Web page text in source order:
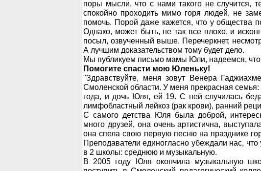
поры мысли, что с нами такого не случится,
спокойно проходить мимо горя людей, не
помочь. Порой даже кажется, что у общества
Однако, может быть, не так все плохо, и
посыл, озвученный выше. Перечеркнет,
А лучшим доказательством тому будет дело.
Мы публикуем письмо мамы Юли, надеемся,
Помогите спасти мою Юленьку!
"Здравствуйте, меня зовут Венера
Смоленской области. У меня прекрасная
года, и дочь Юля, ей 19. С ней случилась
лимфобластный лейкоз (рак крови), ранний
С самого детства Юля была доброй,
много друзей, она очень артистична,
она спела свою первую песню на празднике
Преподаватели единогласно убеждали нас,
в 2 школы: среднюю и музыкальную.
В 2005 году Юля окончила музыкальную